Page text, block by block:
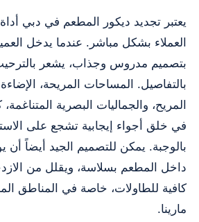
يعتبر تجديد ديكور المطعم في دبي
العملاء بشكل مباشر. عندما يدخل
بتصميم مدروس وجذاب، يشعر
بالتفاصيل. المساحات المريحة، الإضاءة
المريح، والجماليات البصرية
في خلق أجواء إيجابية تشجع على
بالوجبة. يمكن للتصميم الجيد أيضاً أن
داخل المطعم بسلاسة، ويقلل من
كافية للطاولات، خاصة في المناطق
مارينا.